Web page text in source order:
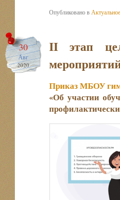
Опубликовано в Актуальное
30
Авг
2020
II этап
Приказ МБОУ
«Об участии